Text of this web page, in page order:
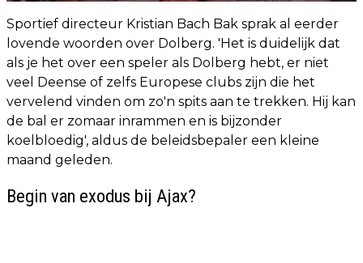
Sportief directeur Kristian Bach Bak sprak al eerder
lovende woorden over Dolberg. 'Het is duidelijk dat
als je het over een speler als Dolberg hebt, er niet
veel Deense of zelfs Europese clubs zijn die het
vervelend vinden om zo'n spits aan te trekken. Hij kan
de bal er zomaar inrammen en is bijzonder
koelbloedig', aldus de beleidsbepaler een kleine
maand geleden.
Begin van exodus bij Ajax?